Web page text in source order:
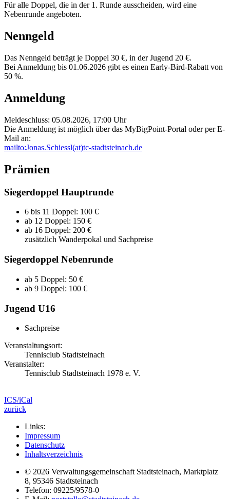
Für alle Doppel, die in der 1. Runde ausscheiden, wird eine
Nebenrunde angeboten.
Nenngeld
Das Nenngeld beträgt je Doppel 30 €, in der Jugend 20 €.
Bei Anmeldung bis 01.06.2026 gibt es einen Early-Bird-Rabatt von
50 %.
Anmeldung
Meldeschluss: 05.08.2026, 17:00 Uhr
Die Anmeldung ist möglich über das MyBigPoint-Portal oder per E-
Mail an:
mailto:Jonas.Schiessl(at)tc-stadtsteinach.de
Prämien
Siegerdoppel Hauptrunde
6 bis 11 Doppel: 100 €
ab 12 Doppel: 150 €
ab 16 Doppel: 200 €
zusätzlich Wanderpokal und Sachpreise
Siegerdoppel Nebenrunde
ab 5 Doppel: 50 €
ab 9 Doppel: 100 €
Jugend U16
Sachpreise
Veranstaltungsort:
Tennisclub Stadtsteinach
Veranstalter:
Tennisclub Stadtsteinach 1978 e. V.
ICS/iCal
zurück
Links:
Impressum
Datenschutz
Inhaltsverzeichnis
© 2026 Verwaltungsgemeinschaft Stadtsteinach, Marktplatz
8, 95346 Stadtsteinach
Telefon: 09225/9578-0